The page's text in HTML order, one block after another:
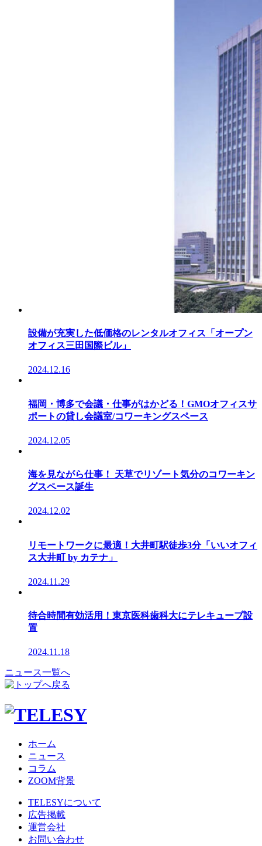
設備が充実した低価格のレンタルオフィス「オープン
オフィス三田国際ビル」
2024.12.16
福岡・博多で会議・仕事がはかどる！GMOオフィスサ
ポートの貸し会議室/コワーキングスペース
2024.12.05
海を見ながら仕事！ 天草でリゾート気分のコワーキン
グスペース誕生
2024.12.02
リモートワークに最適！大井町駅徒歩3分「いいオフィ
ス大井町 by カテナ」
2024.11.29
待合時間有効活用！東京医科歯科大にテレキューブ設
置
2024.11.18
ニュース一覧へ
ホーム
ニュース
コラム
ZOOM背景
TELESYについて
広告掲載
運営会社
お問い合わせ